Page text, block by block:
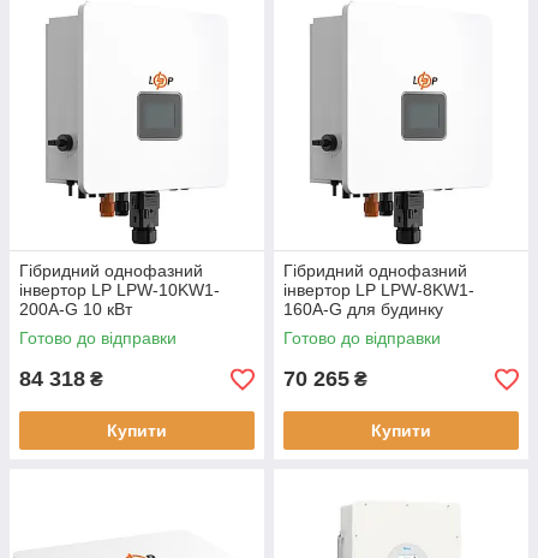
Гібридний однофазний
інвертор LP LPW-10KW1-
200A-G 10 кВт
Готово до відправки
84 318 ₴
Купити
Гібридний однофазний
інвертор LP LPW-8KW1-
160A-G для будинку
Готово до відправки
70 265 ₴
Купити